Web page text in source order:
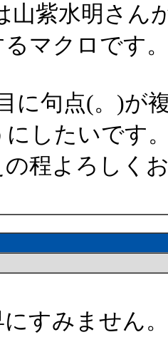
山紫水明さん
るマクロです
に句点(。)が
にしたいです
の程よろしく
にすみません。